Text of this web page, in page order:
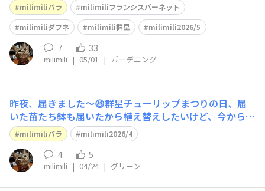
milimiliバラ
milimiliフランシスバーネット
milimiliダフネ
milimili群星 milimili2026/5
7 33
milimili | 05/01 | ガーデニング
昨夜、届きました〜😆群星チューリップまつりの日、届
いた苗たち鉢も届いたから植え替えしたいけど、今から民
生委員の定例会＆ふれあい会(高齢者を迎えてのイベン
ト、お弁当)その後、ケーキ🎂を買いに行って父の百歳お
誕生日会、帰ったら明日から福岡なので、留守番させるお
花たちの世話をする予定です😆mahalo♡
milimiliバラ milimili2026/4
4 5
milimili | 04/24 | グリーン